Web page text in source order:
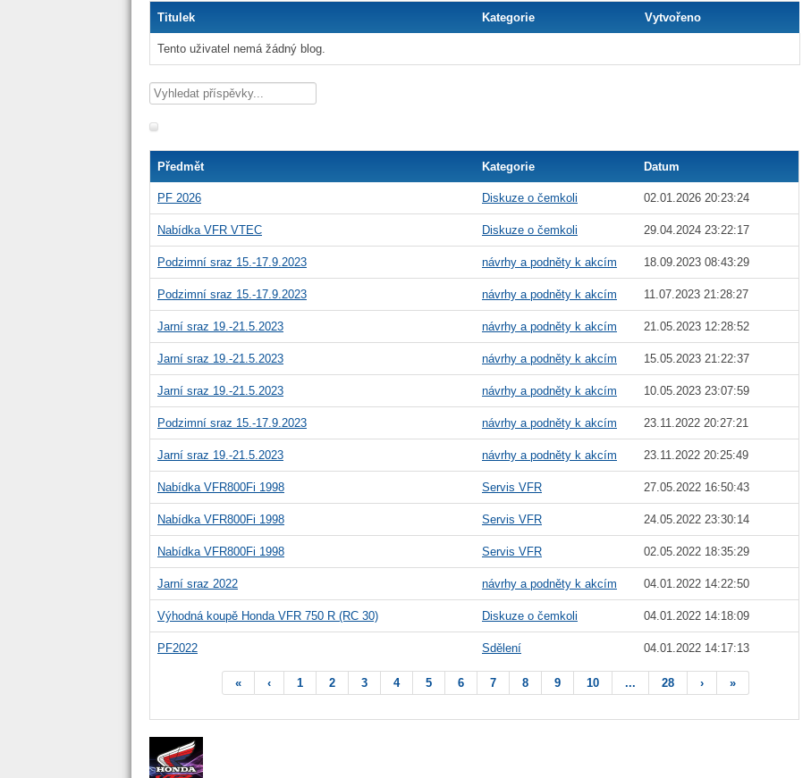
Titulek Kategorie Vytvořeno
Tento uživatel nemá žádný blog.
Předmět Kategorie Datum
PF 2026 Diskuze o čemkoli 02.01.2026 20:23:24
Nabídka VFR VTEC Diskuze o čemkoli 29.04.2024 23:22:17
Podzimní sraz 15.-17.9.2023 návrhy a podněty k akcím 18.09.2023 08:43:29
Podzimní sraz 15.-17.9.2023 návrhy a podněty k akcím 11.07.2023 21:28:27
Jarní sraz 19.-21.5.2023 návrhy a podněty k akcím 21.05.2023 12:28:52
Jarní sraz 19.-21.5.2023 návrhy a podněty k akcím 15.05.2023 21:22:37
Jarní sraz 19.-21.5.2023 návrhy a podněty k akcím 10.05.2023 23:07:59
Podzimní sraz 15.-17.9.2023 návrhy a podněty k akcím 23.11.2022 20:27:21
Jarní sraz 19.-21.5.2023 návrhy a podněty k akcím 23.11.2022 20:25:49
Nabídka VFR800Fi 1998 Servis VFR 27.05.2022 16:50:43
Nabídka VFR800Fi 1998 Servis VFR 24.05.2022 23:30:14
Nabídka VFR800Fi 1998 Servis VFR 02.05.2022 18:35:29
Jarní sraz 2022 návrhy a podněty k akcím 04.01.2022 14:22:50
Výhodná koupě Honda VFR 750 R (RC 30) Diskuze o čemkoli 04.01.2022 14:18:09
PF2022 Sdělení 04.01.2022 14:17:13
« ‹ 1 2 3 4 5 6 7 8 9 10 ... 28 › »